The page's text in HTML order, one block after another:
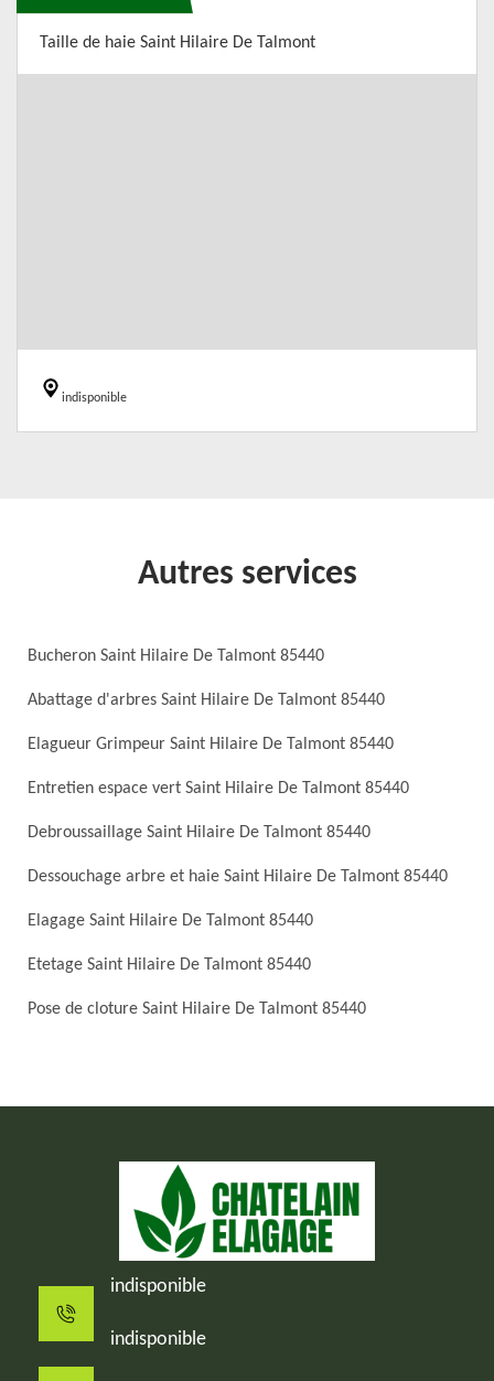
Taille de haie Saint Hilaire De Talmont
indisponible
Autres services
Bucheron Saint Hilaire De Talmont 85440
Abattage d'arbres Saint Hilaire De Talmont 85440
Elagueur Grimpeur Saint Hilaire De Talmont 85440
Entretien espace vert Saint Hilaire De Talmont 85440
Debroussaillage Saint Hilaire De Talmont 85440
Dessouchage arbre et haie Saint Hilaire De Talmont 85440
Elagage Saint Hilaire De Talmont 85440
Etetage Saint Hilaire De Talmont 85440
Pose de cloture Saint Hilaire De Talmont 85440
indisponible
indisponible